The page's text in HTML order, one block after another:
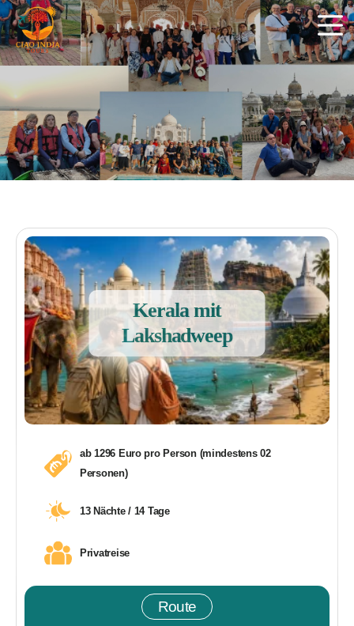
Kerala mit
Lakshadweep
ab 1296 Euro pro Person (mindestens 02
Personen)
13 Nächte / 14 Tage
Privatreise
Route